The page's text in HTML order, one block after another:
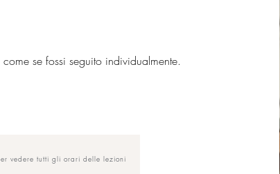
se fossi seguito individualmente.
vedere tutti gli orari delle lezioni